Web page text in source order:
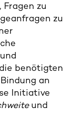
zu
zu
benötigten
an
Initiative
und